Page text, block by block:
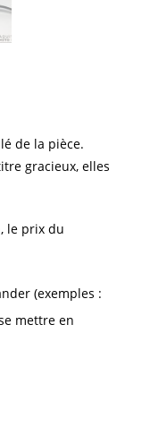
de la pièce.
gracieux, elles
le prix du
(exemples :
mettre en